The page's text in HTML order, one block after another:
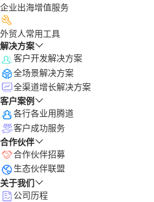
企业出海增值服务
外贸人常用工具
解决方案
客户开发解决方案
全场景解决方案
全渠道增长解决方案
客户案例
各行各业用腾道
客户成功服务
合作伙伴
合作伙伴招募
生态伙伴联盟
关于我们
公司历程